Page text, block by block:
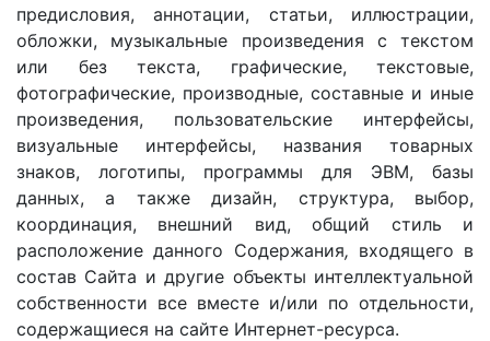
предисловия, аннотации, статьи, иллюстрации,
обложки, музыкальные произведения с текстом
или без текста, графические, текстовые,
фотографические, производные, составные и иные
произведения, пользовательские интерфейсы,
визуальные интерфейсы, названия товарных
знаков, логотипы, программы для ЭВМ, базы
данных, а также дизайн, структура, выбор,
координация, внешний вид, общий стиль и
расположение данного Содержания, входящего в
состав Сайта и другие объекты интеллектуальной
собственности все вместе и/или по отдельности,
содержащиеся на сайте Интернет-ресурса.